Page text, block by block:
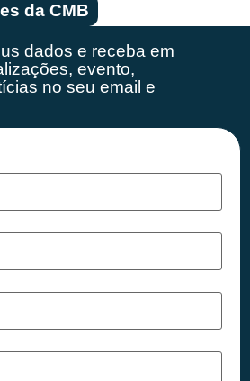
da CMB
dados e receba em
evento,
no seu email e